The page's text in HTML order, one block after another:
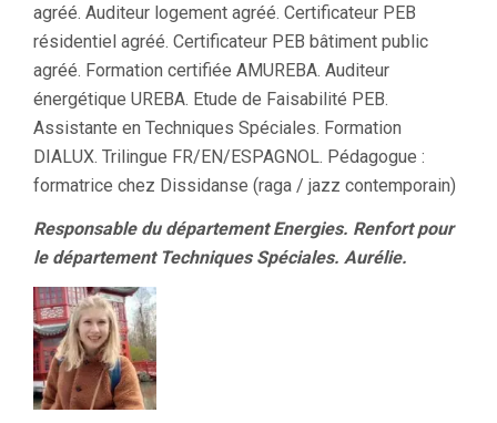
agréé. Auditeur logement agréé. Certificateur PEB
résidentiel agréé. Certificateur PEB bâtiment public
agréé. Formation certifiée AMUREBA. Auditeur
énergétique UREBA. Etude de Faisabilité PEB.
Assistante en Techniques Spéciales. Formation
DIALUX. Trilingue FR/EN/ESPAGNOL. Pédagogue :
formatrice chez Dissidanse (raga / jazz contemporain)
Responsable du département Energies. Renfort pour
le département Techniques Spéciales. Aurélie.